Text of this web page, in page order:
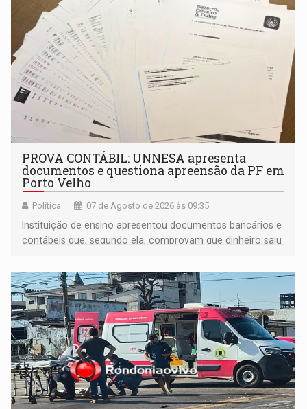
PROVA CONTÁBIL: UNNESA apresenta
documentos e questiona apreensão da PF em
Porto Velho
Política 07 de Agosto de 2026 às 09:35
Instituição de ensino apresentou documentos bancários e
contábeis que, segundo ela, comprovam que dinheiro saiu
apreendido quando já estava dentro da sede da entidade
— em pleno ano eleitoral em Rondônia